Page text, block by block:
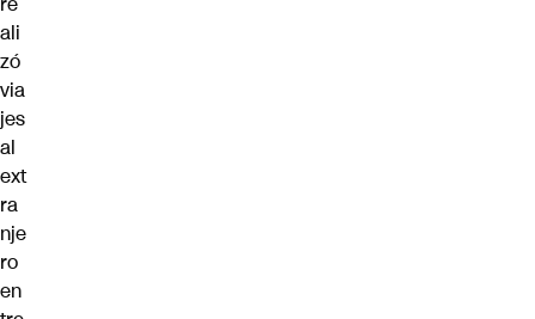
ali
zó
via
jes
al
ext
ra
nje
ro
en